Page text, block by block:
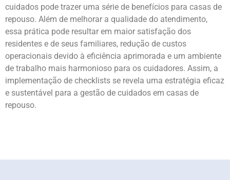
cuidados pode trazer uma série de benefícios para casas de
repouso. Além de melhorar a qualidade do atendimento,
essa prática pode resultar em maior satisfação dos
residentes e de seus familiares, redução de custos
operacionais devido à eficiência aprimorada e um ambiente
de trabalho mais harmonioso para os cuidadores. Assim, a
implementação de checklists se revela uma estratégia eficaz
e sustentável para a gestão de cuidados em casas de
repouso.